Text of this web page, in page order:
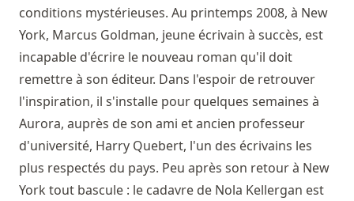
conditions mystérieuses. Au printemps 2008, à New
York, Marcus Goldman, jeune écrivain à succès, est
incapable d'écrire le nouveau roman qu'il doit
remettre à son éditeur. Dans l'espoir de retrouver
l'inspiration, il s'installe pour quelques semaines à
Aurora, auprès de son ami et ancien professeur
d'université, Harry Quebert, l'un des écrivains les
plus respectés du pays. Peu après son retour à New
York tout bascule : le cadavre de Nola Kellergan est